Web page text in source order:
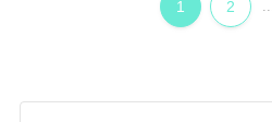
1 2